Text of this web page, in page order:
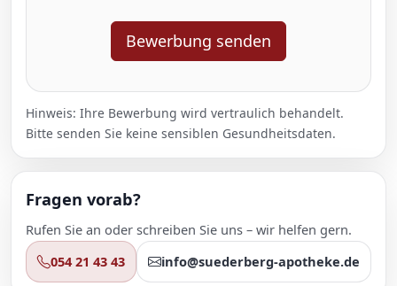
Bewerbung senden
Hinweis: Ihre Bewerbung wird vertraulich behandelt.
Bitte senden Sie keine sensiblen Gesundheitsdaten.
Fragen vorab?
Rufen Sie an oder schreiben Sie uns – wir helfen gern.
054 21 43 43
info@suederberg-apotheke.de